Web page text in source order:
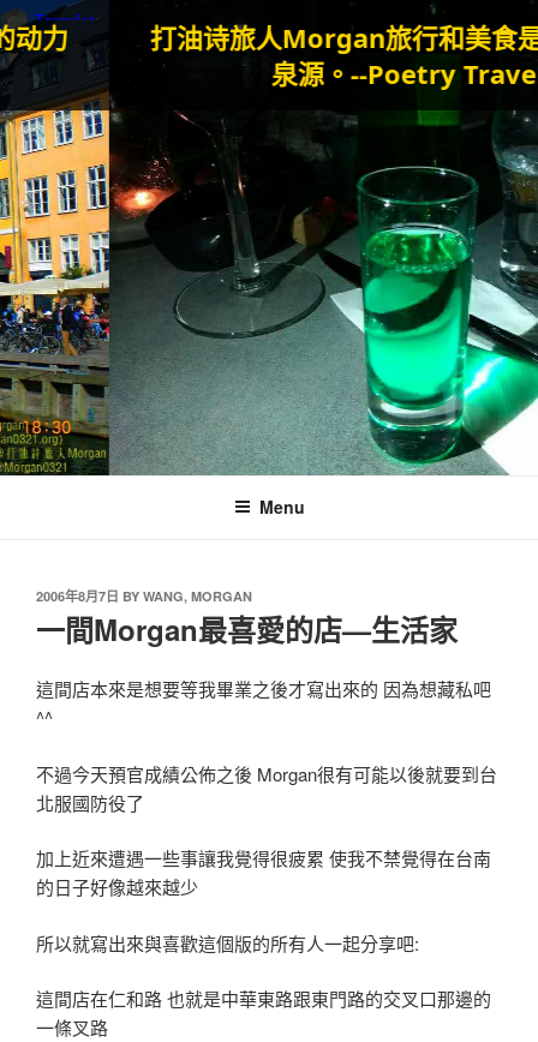
打油诗旅人Morgan旅行和美食是我生
泉源。--Poetry Traveller
Menu
2006年8月7日 BY WANG, MORGAN
一間Morgan最喜愛的店—生活家
這間店本來是想要等我畢業之後才寫出來的 因為想藏私吧
^^
不過今天預官成績公佈之後 Morgan很有可能以後就要到台
北服國防役了
加上近來遭遇一些事讓我覺得很疲累 使我不禁覺得在台南
的日子好像越來越少
所以就寫出來與喜歡這個版的所有人一起分享吧:
這間店在仁和路 也就是中華東路跟東門路的交叉口那邊的
一條叉路